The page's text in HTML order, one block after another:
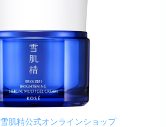
雪肌精公式オンラインショップ